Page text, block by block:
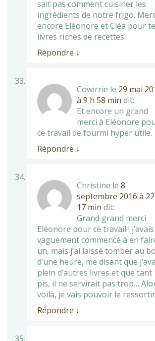
sait pas comment cuisiner les
ingrédients de notre frigo.
encore Eléonore et Cléa pour
livres riches de recettes.
Répondre ↓
Cowirrie le 29 mai
à 9 h 58 min dit:
Et encore un grand
merci à Eléonore
ce travail de fourmi hyper utile.
Répondre ↓
Christine le 8
septembre 2016 à
17 min dit:
Grand grand merci
Eléonore pour ce travail ! j’avais
vaguement commencé à en
un, mais j’ai laissé tomber au
d’une heure, me disant que
plein d’autres livres et que tant
pis, il ne servirait pas trop…
voilà, je vais pouvoir le
Répondre ↓